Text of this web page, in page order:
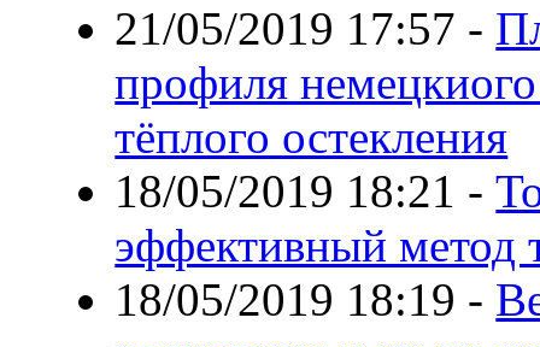
21/05/2019 17:57 -
профиля немецкиого
тёплого остекления
18/05/2019 18:21 -
эффективный метод
18/05/2019 18:19 -